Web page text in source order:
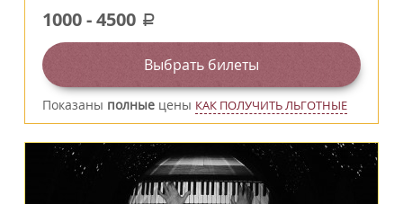
1000-4500 a
Выбрать билеты
Показаны полные цены КАК ПОЛУЧИТЬ ЛЬГОТНЫЕ